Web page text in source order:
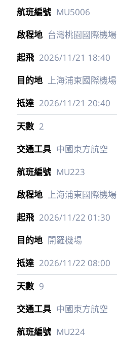
MU5006
台灣桃園國際機場
2026/11/21 18:40
上海浦東國際機場
2026/11/21 20:40
2
中國東方航空
MU223
上海浦東國際機場
2026/11/22 01:30
開羅機場
2026/11/22 08:00
9
中國東方航空
MU224